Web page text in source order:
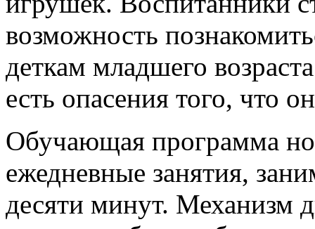
возможность
деткам младшего
есть опасения того, что
Обучающая программа
ежедневные занятия,
десяти минут. Механизм